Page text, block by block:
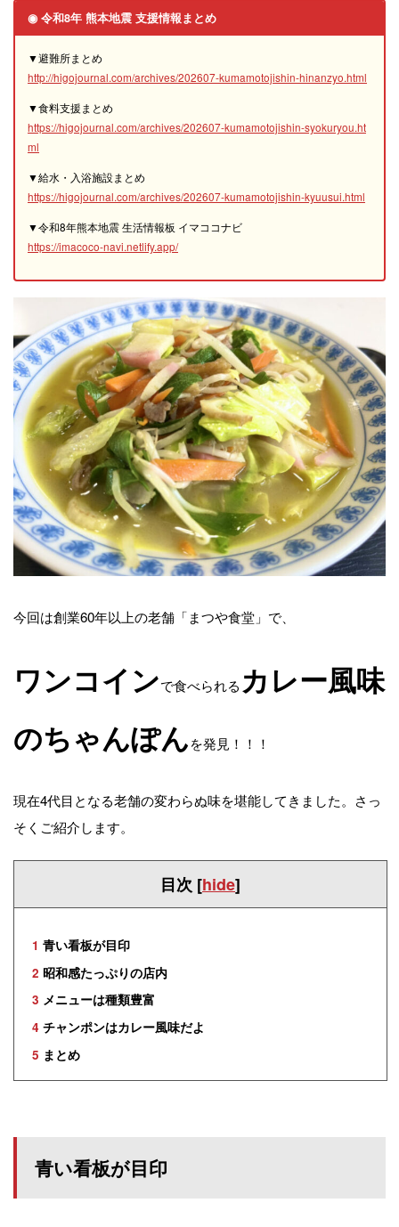
◉ 令和8年 熊本地震 支援情報まとめ
▼避難所まとめ
http://higojournal.com/archives/202607-kumamotojishin-hinanzyo.html
▼食料支援まとめ
https://higojournal.com/archives/202607-kumamotojishin-syokuryou.ht
ml
▼給水・入浴施設まとめ
https://higojournal.com/archives/202607-kumamotojishin-kyuusui.html
▼令和8年熊本地震 生活情報板 イマココナビ
https://imacoco-navi.netlify.app/
今回は創業60年以上の老舗「まつや食堂」で、
ワンコインで食べられる カレー風味
のちゃんぽんを発見！！！
現在4代目となる老舗の変わらぬ味を堪能してきました。さっ
そくご紹介します。
目次 [hide]
1 青い看板が目印
2 昭和感たっぷりの店内
3 メニューは種類豊富
4 チャンポンはカレー風味だよ
5 まとめ
青い看板が目印